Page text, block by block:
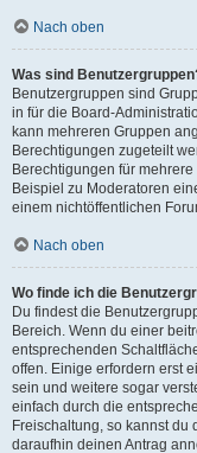
Nach oben
Was sind
Benutzergruppen sind
in für die Board-
kann mehreren Gruppen
Berechtigungen zugeteilt
Berechtigungen für
Beispiel zu Moderatoren
einem nichtöffentlichen
Nach oben
Wo finde ich die
Du findest die
Bereich. Wenn du einer
entsprechenden
offen. Einige erfordern erst
sein und weitere sogar
einfach durch die
Freischaltung, so kannst
daraufhin deinen Antrag